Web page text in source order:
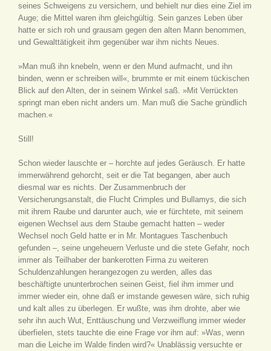
seines Schweigens zu versichern, und behielt nur dies eine Ziel im
Auge; die Mittel waren ihm gleichgültig. Sein ganzes Leben über
hatte er sich roh und grausam gegen den alten Mann benommen,
und Gewalttätigkeit ihm gegenüber war ihm nichts Neues.
»Man muß ihn knebeln, wenn er den Mund aufmacht, und ihn
binden, wenn er schreiben will«, brummte er mit einem tückischen
Blick auf den Alten, der in seinem Winkel saß. »Mit Verrückten
springt man eben nicht anders um. Man muß die Sache gründlich
machen.«
Still!
Schon wieder lauschte er – horchte auf jedes Geräusch. Er hatte
immerwährend gehorcht, seit er die Tat begangen, aber auch
diesmal war es nichts. Der Zusammenbruch der
Versicherungsanstalt, die Flucht Crimples und Bullamys, die sich
mit ihrem Raube und darunter auch, wie er fürchtete, mit seinem
eigenen Wechsel aus dem Staube gemacht hatten – weder
Wechsel noch Geld hatte er in Mr. Montagues Taschenbuch
gefunden –, seine ungeheuern Verluste und die stete Gefahr, noch
immer als Teilhaber der bankerotten Firma zu weiteren
Schuldenzahlungen herangezogen zu werden, alles das
beschäftigte ununterbrochen seinen Geist, fiel ihm immer und
immer wieder ein, ohne daß er imstande gewesen wäre, sich ruhig
und kalt alles zu überlegen. Er wußte, was ihm drohte, aber wie
sehr ihn auch Wut, Enttäuschung und Verzweiflung immer wieder
überfielen, stets tauchte die eine Frage vor ihm auf: »Was, wenn
man die Leiche im Walde finden wird?« Unablässig versuchte er